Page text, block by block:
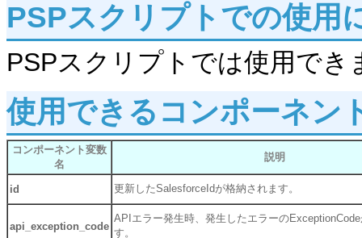
PSPスクリプトでの使用
PSPスクリプトでは使用でき
使用できるコンポーネン
コンポーネント変数
名
説明
id 更新したSalesforceIdが格納されます。
api_exception_code
APIエラー発生時、発生したエラーの
す。